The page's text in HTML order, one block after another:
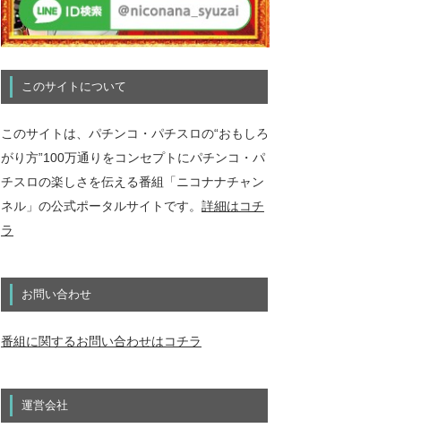
このサイトについて
このサイトは、パチンコ・パチスロの“おもしろ
がり方”100万通りをコンセプトにパチンコ・パ
チスロの楽しさを伝える番組「ニコナナチャン
ネル」の公式ポータルサイトです。 詳細はコチ
ラ
お問い合わせ
番組に関するお問い合わせはコチラ
運営会社